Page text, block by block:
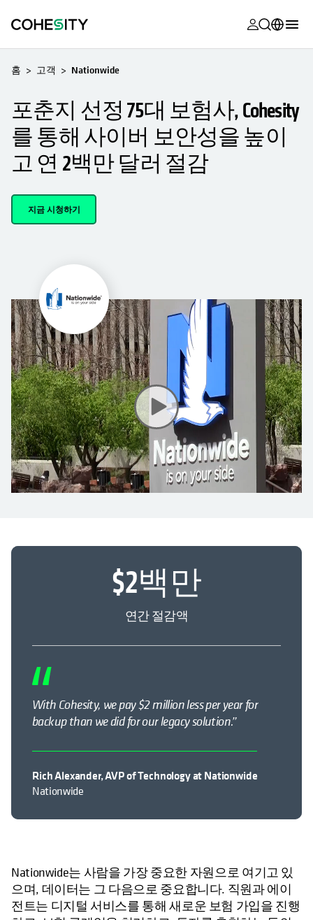
opens in a
opens in a
Alta
opens in a
지원
opens in a
opens in a
opens in a
opens in a
opens in a
Deutsch (Germany)
Français (France)
日本語 (Japan)
홈 고객 Nationwide
포춘지 선정 75대 보험사, Cohesity
를 통해 사이버 보안성을 높이
고 연 2백만 달러 절감
지금 시청하기
$2백만
연간 절감액
With Cohesity, we pay $2 million less per year for
backup than we did for our legacy solution.”
Rich Alexander, AVP of Technology at Nationwide
Nationwide
Nationwide는 사람을 가장 중요한 자원으로 여기고 있
으며, 데이터는 그 다음으로 중요합니다. 직원과 에이
전트는 디지털 서비스를 통해 새로운 보험 가입을 진행